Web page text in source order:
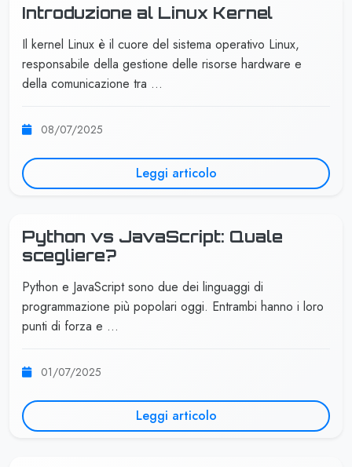
Introduzione al Linux Kernel
Il kernel Linux è il cuore del sistema operativo Linux,
responsabile della gestione delle risorse hardware e
della comunicazione tra …
08/07/2025
Leggi articolo
Python vs JavaScript: Quale
scegliere?
Python e JavaScript sono due dei linguaggi di
programmazione più popolari oggi. Entrambi hanno i loro
punti di forza e …
01/07/2025
Leggi articolo